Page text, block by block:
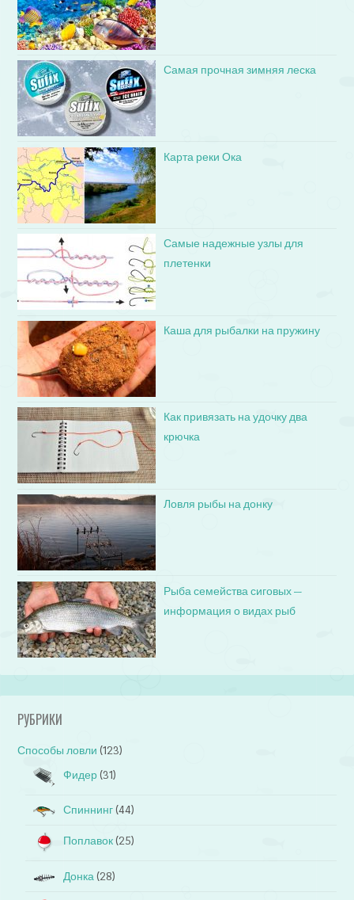
Самая прочная зимняя леска
Карта реки Ока
Самые надежные узлы для
плетенки
Каша для рыбалки на пружину
Как привязать на удочку два
крючка
Ловля рыбы на донку
Рыба семейства сиговых —
информация о видах рыб
РУБРИКИ
Способы ловли (123)
Фидер (31)
Спиннинг (44)
Поплавок (25)
Донка (28)